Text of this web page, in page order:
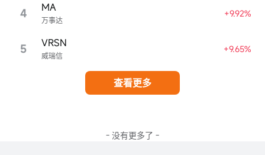
4 万事达
MA +9.92%
5 威瑞信
VRSN +9.65%
查看更多
- 没有更多了 -